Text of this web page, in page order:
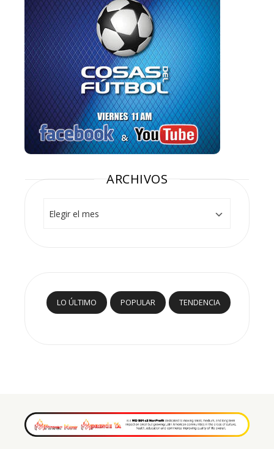
ARCHIVOS
LO ÚLTIMO POPULAR TENDENCIA